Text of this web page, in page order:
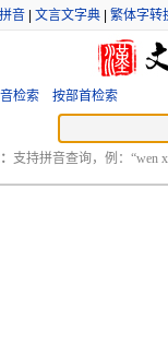
音 文言文字典 繁体字转
检索 按部首检索
支持拼音查询，例：“wen